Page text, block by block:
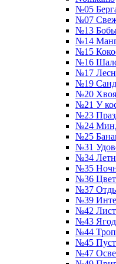
№05
№07
№13
№14
№15
№16
№17
№19
№20
№21 У
№23
№24
№25
№31
№34
№35
№36
№37
№39
№42
№43
№44
№45
№47